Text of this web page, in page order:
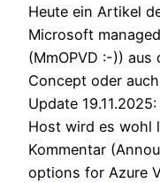
Heute ein Artikel
Microsoft
(MmOPVD :-)) aus
Concept oder
Update
Host wird es wohl
Kommentar
options for Azure